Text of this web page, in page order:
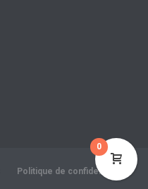
Politique de confidentialité
0